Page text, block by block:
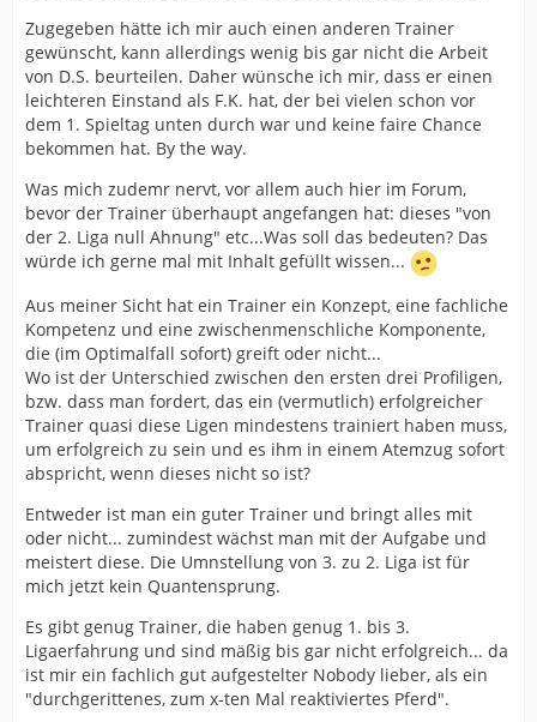
Zugegeben hätte ich mir auch einen anderen Trainer
gewünscht, kann allerdings wenig bis gar nicht die Arbeit
von D.S. beurteilen. Daher wünsche ich mir, dass er einen
leichteren Einstand als F.K. hat, der bei vielen schon vor
dem 1. Spieltag unten durch war und keine faire Chance
bekommen hat. By the way.
Was mich zudemr nervt, vor allem auch hier im Forum,
bevor der Trainer überhaupt angefangen hat: dieses "von
der 2. Liga null Ahnung" etc...Was soll das bedeuten? Das
würde ich gerne mal mit Inhalt gefüllt wissen...
Aus meiner Sicht hat ein Trainer ein Konzept, eine fachliche
Kompetenz und eine zwischenmenschliche Komponente,
die (im Optimalfall sofort) greift oder nicht...
Wo ist der Unterschied zwischen den ersten drei Profiligen,
bzw. dass man fordert, das ein (vermutlich) erfolgreicher
Trainer quasi diese Ligen mindestens trainiert haben muss,
um erfolgreich zu sein und es ihm in einem Atemzug sofort
abspricht, wenn dieses nicht so ist?
Entweder ist man ein guter Trainer und bringt alles mit
oder nicht... zumindest wächst man mit der Aufgabe und
meistert diese. Die Umnstellung von 3. zu 2. Liga ist für
mich jetzt kein Quantensprung.
Es gibt genug Trainer, die haben genug 1. bis 3.
Ligaerfahrung und sind mäßig bis gar nicht erfolgreich... da
ist mir ein fachlich gut aufgestelter Nobody lieber, als ein
"durchgerittenes, zum x-ten Mal reaktiviertes Pferd".